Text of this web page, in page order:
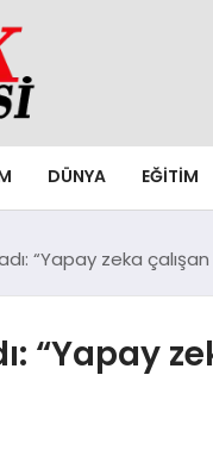
DÜNYA EĞITIM
“Yapay zeka
“Yapay